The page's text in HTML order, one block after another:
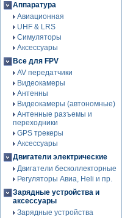
Аппаратура
Авиационная
UHF & LRS
Симуляторы
Аксессуары
Все для FPV
AV передатчики
Видеокамеры
Антенны
Видеокамеры (автономные)
Антенные разъемы и
переходники
GPS трекеры
Аксессуары
Двигатели электрические
Двигатели бесколлекторные
Регуляторы Авиа, Heli и пр.
Зарядные устройства и
аксессуары
Зарядные устройства